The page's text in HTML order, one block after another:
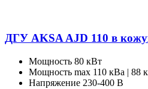
ДГУ AKSA AJD 110 в
Мощность 80 кВт
Мощность max 110 кВа | 88
Напряжение 230-400 В